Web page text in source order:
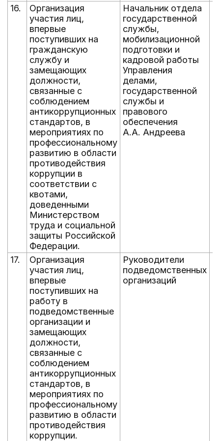
16.
Организация
участия лиц,
впервые
поступивших на
гражданскую
службу и
замещающих
должности,
связанные с
соблюдением
антикоррупционных
стандартов, в
мероприятиях по
профессиональному
развитию в области
противодействия
коррупции в
соответствии с
квотами,
доведенными
Министерством
труда и социальной
защиты Российской
Федерации.
Начальник отдела
государственной
службы,
мобилизационной
подготовки и
кадровой работы
Управления
делами,
государственной
службы и
правового
обеспечения
А.А. Андреева
17.
Организация
участия лиц,
впервые
поступивших на
работу в
подведомственные
организации и
замещающих
должности,
связанные с
соблюдением
антикоррупционных
стандартов, в
мероприятиях по
профессиональному
развитию в области
противодействия
коррупции.
Руководители
подведомственных
организаций